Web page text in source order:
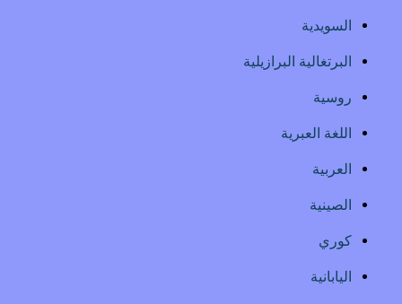
السويدية
البرتغالية البرازيلية
روسية
اللغة العبرية
العربية
الصينية
كوري
اليابانية